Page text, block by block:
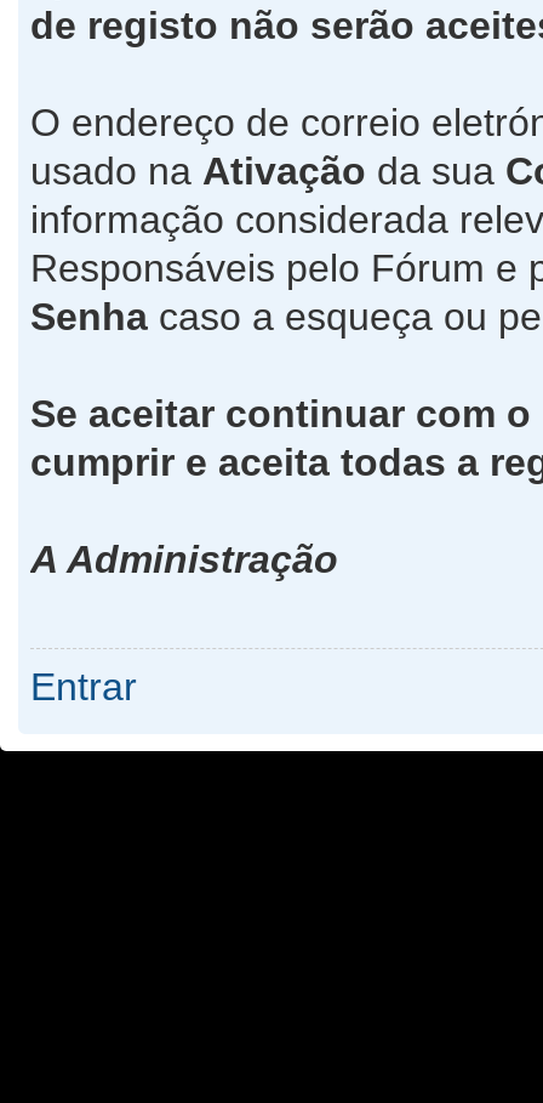
de registo não serão
O endereço de correio
usado na Ativação da sua
informação considerada
Responsáveis pelo Fórum e
Senha caso a esqueça ou
Se aceitar continuar com
cumprir e aceita todas a
A Administração
Entrar